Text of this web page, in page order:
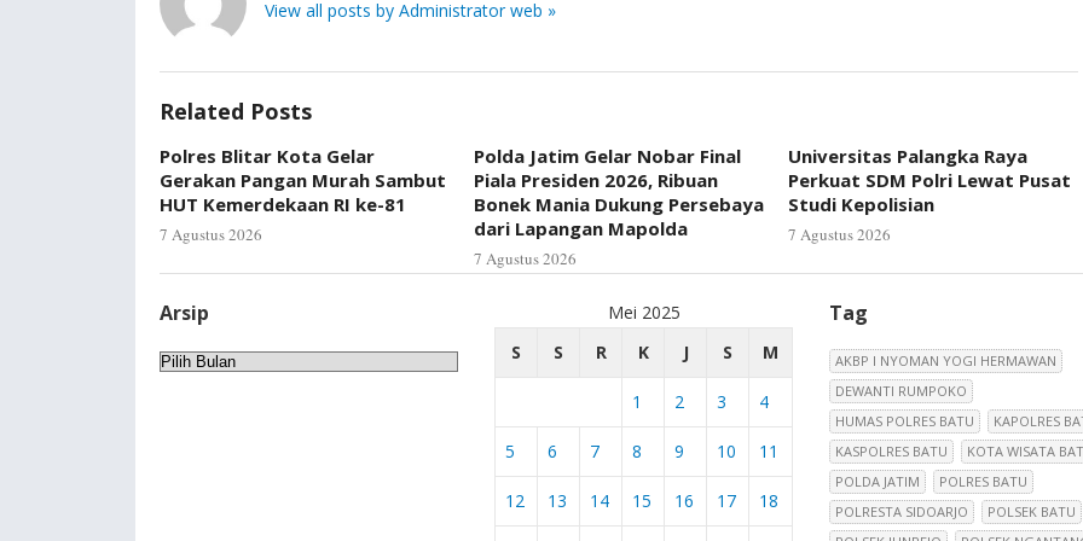
View all posts by Administrator web »
Related Posts
Polres Blitar Kota Gelar
Gerakan Pangan Murah Sambut
HUT Kemerdekaan RI ke-81
7 Agustus 2026
Polda Jatim Gelar Nobar Final
Piala Presiden 2026, Ribuan
Bonek Mania Dukung Persebaya
dari Lapangan Mapolda
7 Agustus 2026
Universitas Palangka Raya
Perkuat SDM Polri Lewat Pusat
Studi Kepolisian
7 Agustus 2026
Arsip
Arsip
Mei 2025
S
S R K J S M
1 2 3 4
5 6 7 8 9 10 11
12 13 14 15 16 17 18
Tag
AKBP I NYOMAN YOGI HERMAWAN
DEWANTI RUMPOKO
HUMAS POLRES BATU
KAPOLRES
KASPOLRES BATU
KOTA WISATA
POLDA JATIM
POLRES BATU
POLRESTA SIDOARJO
POLSEK BATU